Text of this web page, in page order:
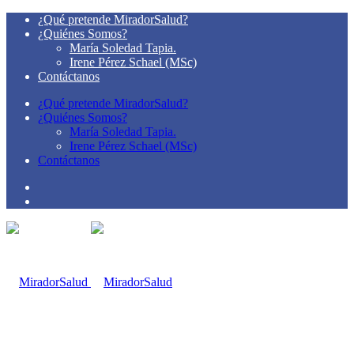
¿Qué pretende MiradorSalud?
¿Quiénes Somos?
María Soledad Tapia.
Irene Pérez Schael (MSc)
Contáctanos
¿Qué pretende MiradorSalud?
¿Quiénes Somos?
María Soledad Tapia.
Irene Pérez Schael (MSc)
Contáctanos